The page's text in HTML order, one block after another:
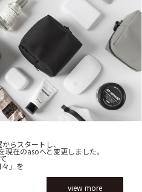
らスタートし、
在のasoへと変更しました。
々」を
view more